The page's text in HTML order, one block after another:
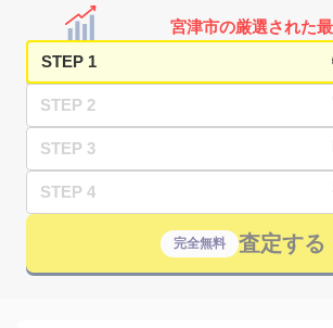
宮津市の厳選された
STEP 1
STEP 2
STEP 3
STEP 4
完全無料 査定する